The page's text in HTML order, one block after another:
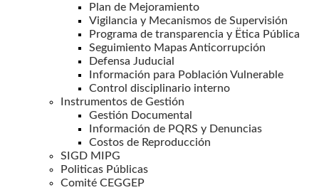
Plan de Mejoramiento
Vigilancia y Mecanismos de Supervisión
Programa de transparencia y Ëtica Pública
Seguimiento Mapas Anticorrupción
Defensa Juducial
Información para Población Vulnerable
Control disciplinario interno
Instrumentos de Gestión
Gestión Documental
Información de PQRS y Denuncias
Costos de Reproducción
SIGD MIPG
Politicas Públicas
Comité CEGGEP